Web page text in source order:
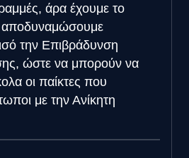
άρα έχουμε το
αποδυναμώσουμε
την Επιβράδυνση
ώστε να μπορούν να
οι παίκτες που
με την Ανίκητη